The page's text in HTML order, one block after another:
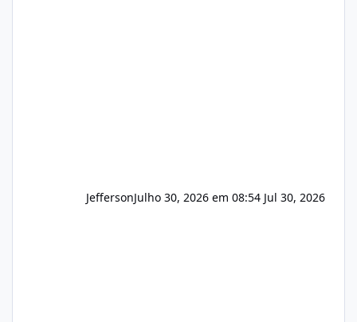
JeffersonJulho 30, 2026 em 08:54 Jul 30, 2026